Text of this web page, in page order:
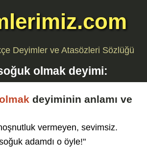
Deyimler ve Atasözleri Sözlüğü
olmakdeyimi:
deyiminin anlamı ve
vermeyen, sevimsiz.
adamdı o öyle!"